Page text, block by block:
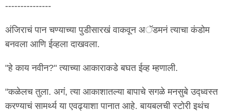
---------------
अंजिराचं पान चण्याच्या पुडीसारखं वाकवून अॅडमनं त्याचा कंडोम
बनवला आणि ईव्हला दाखवला.
"हे काय नवीन?" त्याच्या आकाराकडे बघत ईव्ह म्हणाली.
"कळेलच तुला. अगं, त्या आकाशातल्या बापाचे सगळे मनसुबे उद्ध्वस्त
करण्याचं सामर्थ्य या एवढ्याशा पानात आहे. बायबलची स्टोरी इथंच